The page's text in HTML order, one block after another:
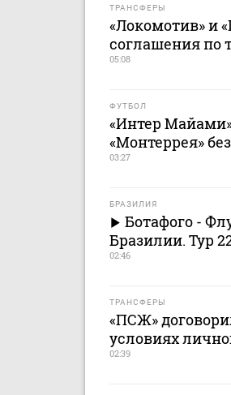
ТРАНСФЕРЫ
«Локомотив» и
соглашения по
05:08
ФУТБОЛ
«Интер
«Монтеррея»
03:27
БРАЗИЛИЯ
Ботафого -
Бразилии. Тур
02:46
ТРАНСФЕРЫ
«ПСЖ»
условиях
02:39